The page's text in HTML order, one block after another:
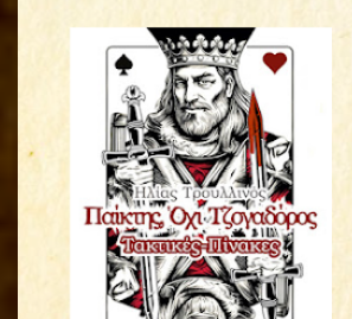
μπορεί να υπάρξει κίνηση, ανάγκη και
ύπαρξη του «άλλου», ακόμη και αν ο άλλος ή
μεταξύ τους την ίδια ουσία. Το Σύμπαν
και άρα ακίνητο διότι δεν υπάρχει το
μπορεί να τον διαχωρίσει και του
του όμως μπορεί να υπάρξει κίνηση εάν
διαφορετικές δυνάμεις μέσα στην ίδια του
πλήθυνσης του θείου σε πολλούς θεούς....